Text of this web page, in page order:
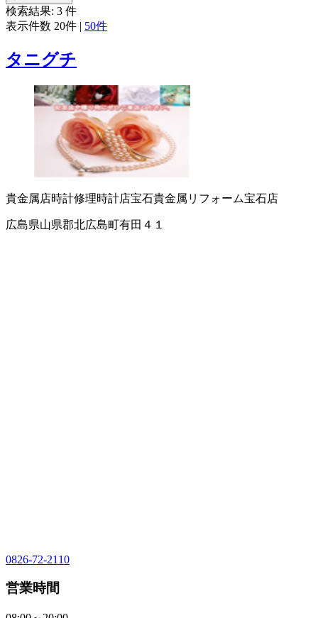
検索結果: 3 件
表示件数 20件 | 50件
タニグチ
貴金属店時計修理時計店宝石貴金属リフォーム宝石店
広島県山県郡北広島町有田４１
0826-72-2110
営業時間